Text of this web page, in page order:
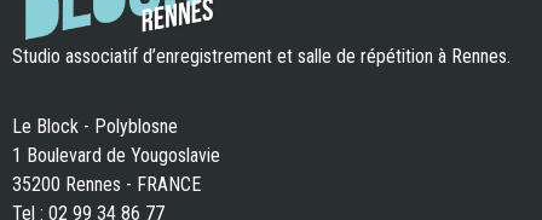
Studio associatif d’enregistrement et salle de répétition à Rennes.
Le Block - Polyblosne
1 Boulevard de Yougoslavie
35200 Rennes - FRANCE
Tel : 02 99 34 86 77